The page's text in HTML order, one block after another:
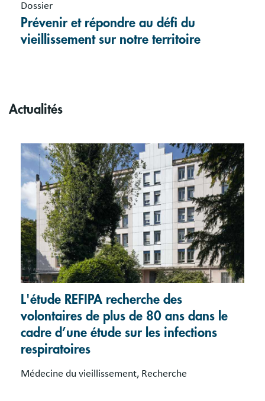
Dossier
Prévenir et répondre au défi du
vieillissement sur notre territoire
Actualités
L'étude REFIPA recherche des
volontaires de plus de 80 ans dans le
cadre d’une étude sur les infections
respiratoires
Médecine du vieillissement, Recherche